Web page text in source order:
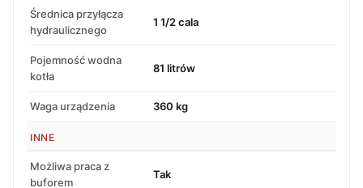
Średnica przyłącza
hydraulicznego
1 1/2 cala
Pojemność wodna
kotła
81 litrów
Waga urządzenia 360 kg
INNE
Możliwa praca z
buforem
Tak